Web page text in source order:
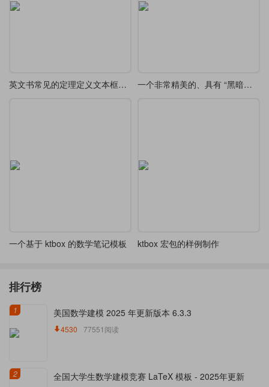
英文书常见的定理定义文本框设计欣赏 一个非常精美的、具有 “黑暗幻想” 风格 tcolorbox 定义
一个基于 ktbox 的数学笔记模板 ktbox 宏包的样例制作
排行榜
1 美国数学建模 2025 年更新版本 6.3.3
4530 77551阅读
2 全国大学生数学建模竞赛 LaTeX 模板 - 2025年更新